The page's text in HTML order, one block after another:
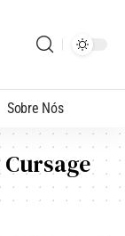
Sobre Nós